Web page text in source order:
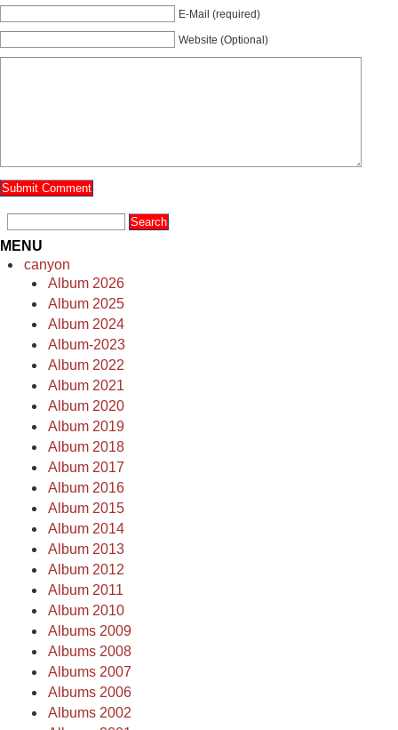
E-Mail (required)
Website (Optional)
MENU
canyon
Album 2026
Album 2025
Album 2024
Album-2023
Album 2022
Album 2021
Album 2020
Album 2019
Album 2018
Album 2017
Album 2016
Album 2015
Album 2014
Album 2013
Album 2012
Album 2011
Album 2010
Albums 2009
Albums 2008
Albums 2007
Albums 2006
Albums 2002